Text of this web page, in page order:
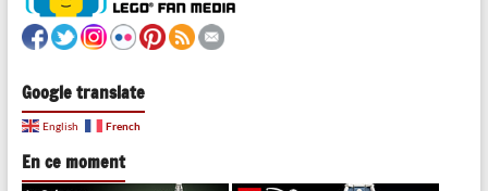
Google translate
English French
En ce moment